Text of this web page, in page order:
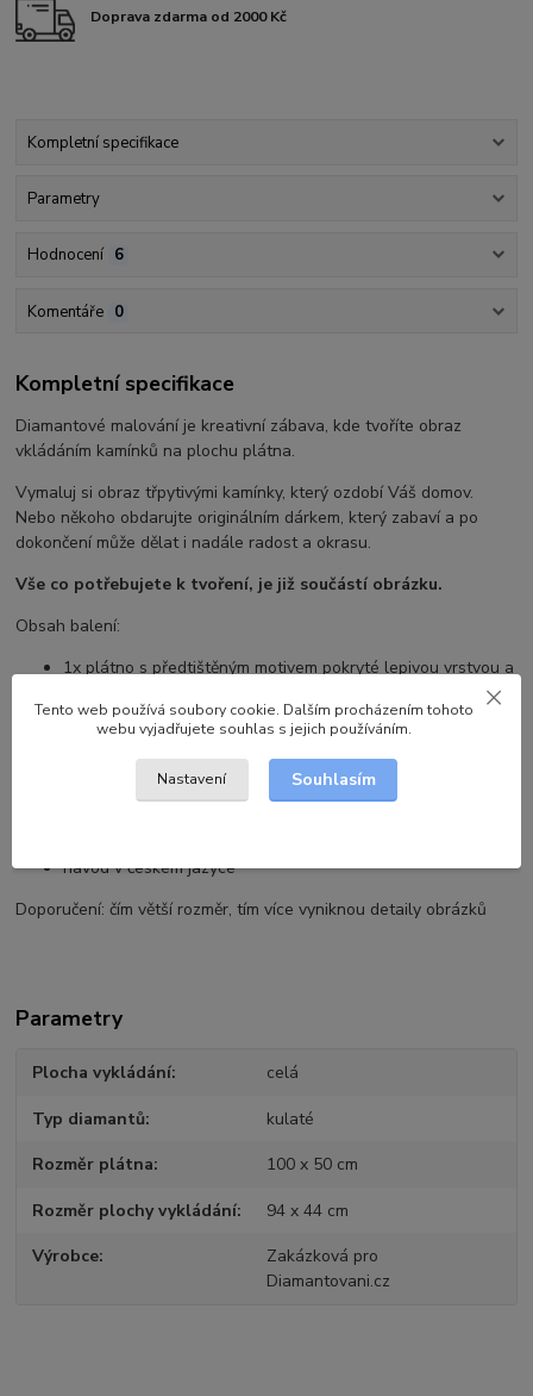
Doprava zdarma od 2000 Kč
Kompletní specifikace
Parametry
Hodnocení 6
Komentáře 0
Kompletní specifikace
Diamantové malování je kreativní zábava, kde tvoříte obraz
vkládáním kamínků na plochu plátna.
Vymaluj si obraz třpytivými kamínky, který ozdobí Váš domov.
Nebo někoho obdarujte originálním dárkem, který zabaví a po
dokončení může dělat i nadále radost a okrasu.
Vše co potřebujete k tvoření, je již součástí obrázku.
Obsah balení:
1x plátno s předtištěným motivem pokryté lepivou vrstvou a
sada akrylových kamínků již v zip sáčcích
samolepky se symboly pro snadné označení sáčků
1x pero na aplikaci kamínků
1x gel pro nabírání kamínků
návod v českém jazyce
Doporučení: čím větší rozměr, tím více vyniknou detaily obrázků
Parametry
Plocha vykládání celá
Typ diamantů kulaté
Rozměr plátna 100 x 50 cm
Rozměr plochy vykládání 94 x 44 cm
Výrobce
Zakázková pro
Diamantovani.cz
Tento web používá soubory cookie. Dalším procházením tohoto
webu vyjadřujete souhlas s jejich používáním.
Nastavení Souhlasím